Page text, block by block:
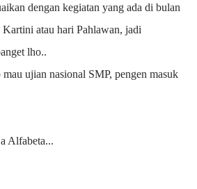
atau hari Pahlawan, jadi
lho..
ujian nasional SMP, pengen masuk
Alfabeta...